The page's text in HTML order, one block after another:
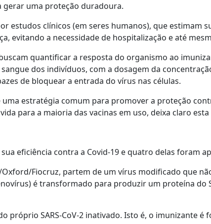
gerar uma proteção duradoura.
estudos clínicos (em seres humanos), que estimam
evitando a necessidade de hospitalização e até
quantificar a resposta do organismo ao
dos indivíduos, com a dosagem da
de bloquear a entrada do vírus nas células.
estratégia comum para promover a proteção
para a maioria das vacinas em uso, deixa claro esta
eficiência contra a Covid-19 e quatro delas foram
Oxford/Fiocruz, partem de um vírus modificado que
é transformado para produzir um proteína do
próprio SARS-CoV-2 inativado. Isto é, o imunizante